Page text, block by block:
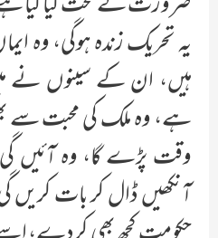
یہ تحریک زندہ ہوگی، وہ
ہیں، ان کے سینوں نے
ہے، وہ ملک کی محبت سے
وقت پڑے گا، وہ آئیں
آنکھیں ڈال کر بات کریں